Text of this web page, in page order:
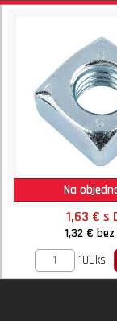
Na
1,63 € s
1,32 €bez
100ks